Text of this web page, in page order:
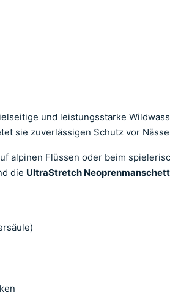
und leistungsstarke
sie zuverlässigen Schutz vor
alpinen Flüssen oder beim
die UltraStretch